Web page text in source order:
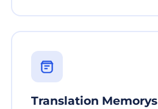
Translation Memorys